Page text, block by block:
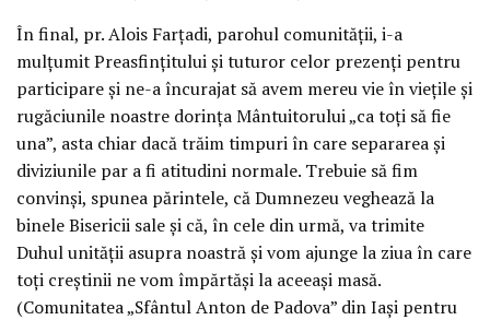
În final, pr. Alois Farțadi, parohul comunității, i-a
mulțumit Preasfințitului și tuturor celor prezenți pentru
participare și ne-a încurajat să avem mereu vie în viețile și
rugăciunile noastre dorința Mântuitorului „ca toți să fie
una”, asta chiar dacă trăim timpuri în care separarea și
diviziunile par a fi atitudini normale. Trebuie să fim
convinși, spunea părintele, că Dumnezeu veghează la
binele Bisericii sale și că, în cele din urmă, va trimite
Duhul unității asupra noastră și vom ajunge la ziua în care
toți creștinii ne vom împărtăși la aceeași masă.
(Comunitatea „Sfântul Anton de Padova” din Iași pentru